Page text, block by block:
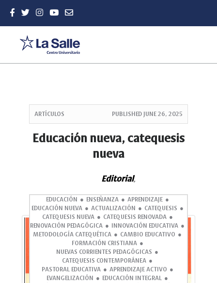
Sidebar
ARTÍCULOS PUBLISHED JUNE 26, 2025
Educación nueva, catequesis
nueva
Editorial,
EDUCACIÓN ENSEÑANZA
APRENDIZAJE
EDUCACIÓN NUEVA
ACTUALIZACIÓN
CATEQUESIS
CATEQUESIS NUEVA
CATEQUESIS RENOVADA
RENOVACIÓN PEDAGÓGICA
INNOVACIÓN EDUCATIVA
METODOLOGÍA CATEQUÉTICA
CAMBIO EDUCATIVO
FORMACIÓN CRISTIANA
NUEVAS CORRIENTES PEDAGÓGICAS
CATEQUESIS CONTEMPORÁNEA
PASTORAL EDUCATIVA
APRENDIZAJE ACTIVO
EVANGELIZACIÓN
EDUCACIÓN INTEGRAL